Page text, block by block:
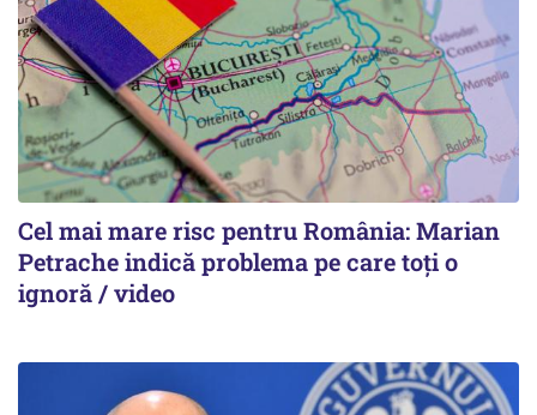
Cel mai mare risc pentru România: Marian
Petrache indică problema pe care toți o
ignoră / video